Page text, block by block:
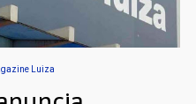
Luiza